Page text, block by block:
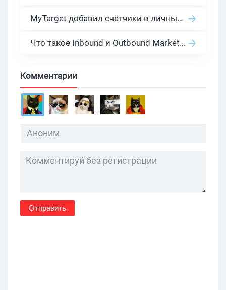
MyTarget добавил счетчики в личный кабинет
Что такое Inbound и Outbound Marketing, и чем они отличаются?
Комментарии
Отправить